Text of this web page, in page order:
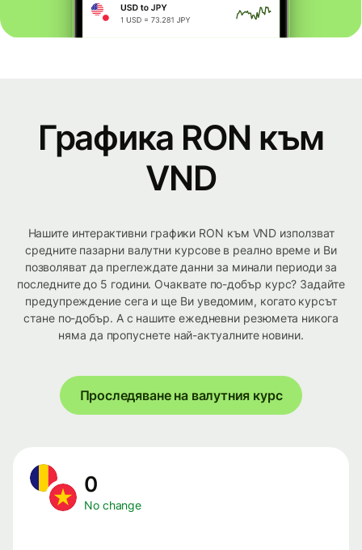
Графика RON към
VND
Нашите интерактивни графики RON към VND използват
средните пазарни валутни курсове в реално време и Ви
позволяват да преглеждате данни за минали периоди за
последните до 5 години. Очаквате по-добър курс? Задайте
предупреждение сега и ще Ви уведомим, когато курсът
стане по-добър. А с нашите ежедневни резюмета никога
няма да пропуснете най-актуалните новини.
Проследяване на валутния курс
0
No change